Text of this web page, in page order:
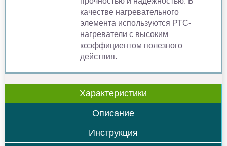
качестве нагревательного
элемента используются РТС-
нагреватели с высоким
коэффициентом полезного
действия.
Характеристики
Описание
Инструкция